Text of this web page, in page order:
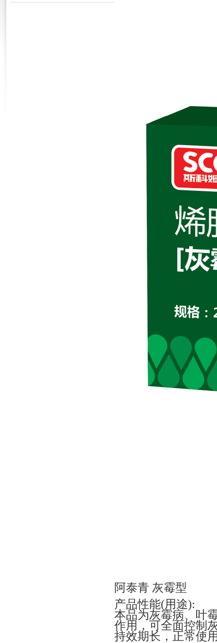
阿泰青 灰霉型
产品性能(用途):
本品为灰霉病、叶
作用，可全面控制
持效期长，正常使